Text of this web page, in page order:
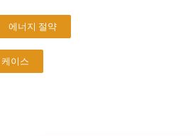
에너지 절약
이스